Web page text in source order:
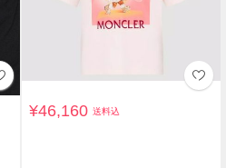
¥46,160送料込